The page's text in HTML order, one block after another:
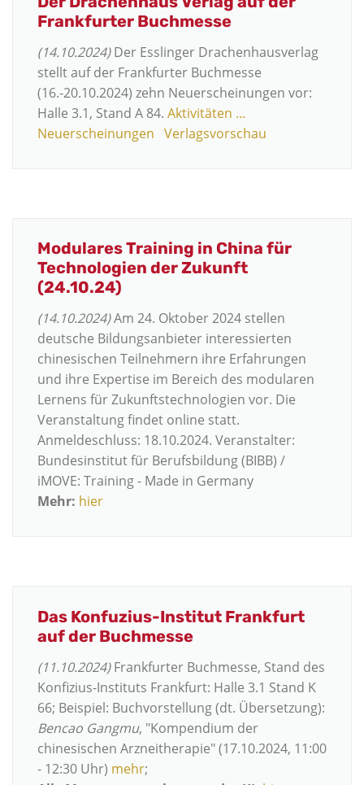
Frankfurter Buchmesse
(14.10.2024)Der Esslinger Drachenhausverlag
stellt auf der Frankfurter Buchmesse
(16.-20.10.2024) zehn Neuerscheinungen vor:
Halle 3.1, Stand A 84. Aktivitäten ...
Neuerscheinungen Verlagsvorschau
Modulares Training in China für
Technologien der Zukunft
(24.10.24)
(14.10.2024)Am 24. Oktober 2024 stellen
deutsche Bildungsanbieter interessierten
chinesischen Teilnehmern ihre Erfahrungen
und ihre Expertise im Bereich des modularen
Lernens für Zukunftstechnologien vor. Die
Veranstaltung findet online statt.
Anmeldeschluss: 18.10.2024. Veranstalter:
Bundesinstitut für Berufsbildung (BIBB) /
iMOVE: Training - Made in Germany
Mehr: hier
Das Konfuzius-Institut Frankfurt
auf der Buchmesse
(11.10.2024)Frankfurter Buchmesse, Stand des
Konfizius-Instituts Frankfurt: Halle 3.1 Stand K
66; Beispiel: Buchvorstellung (dt. Übersetzung):
Bencao Gangmu, "Kompendium der
chinesischen Arzneitherapie" (17.10.2024, 11:00
- 12:30 Uhr) mehr;